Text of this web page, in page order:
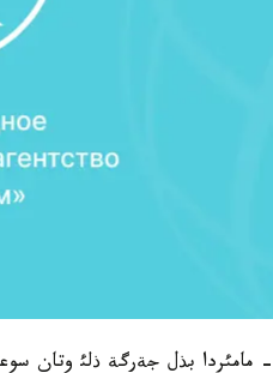
جئل سايئن 9- مامئردا بذل جةرگة ذلئ